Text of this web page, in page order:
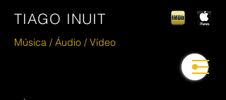
TIAGO INUIT
Música / Áudio / Vídeo